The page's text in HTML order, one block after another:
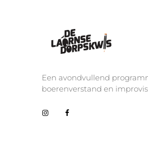
Een avondvullend
boerenverstand en